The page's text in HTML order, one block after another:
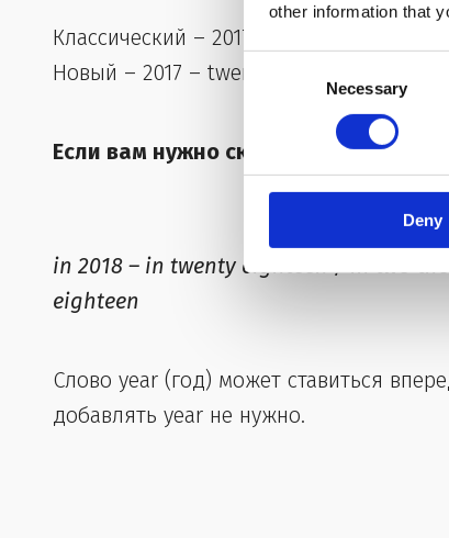
other information that
Necessary
Deny
Классический – 2017 – two thousand
Новый – 2017 – twenty seventeen
Если вам нужно сказать: «В … году»,
in 2018 – in twenty eighteen / in two
eighteen
Слово year (год) может ставиться
добавлять year не нужно.